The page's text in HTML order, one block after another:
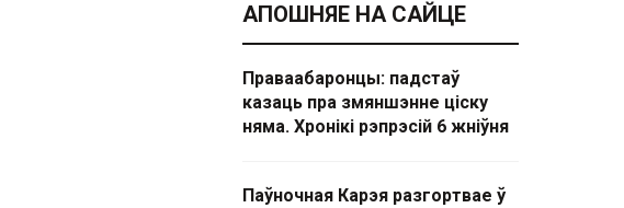
АПОШНЯЕ НА САЙЦЕ
Праваабаронцы: падстаў
казаць пра змяншэнне ціску
няма. Хронікі рэпрэсій 6 жніўня
Паўночная Карэя разгортвае ў